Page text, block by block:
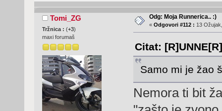
Tomi_ZG
Tržnica : (+3)
maxi forumaš
Odg: Moja Runnerica.. :)
« Odgovori #112 : 13
Citat:
Samo mi je žao
Nemora ti bit